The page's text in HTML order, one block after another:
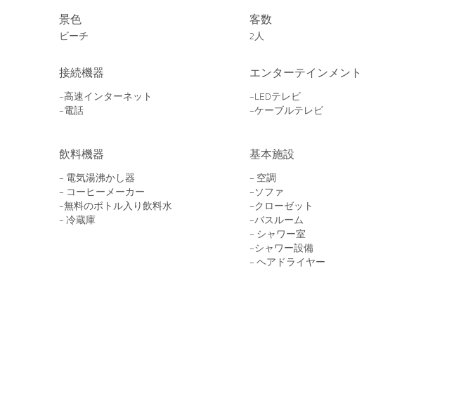
景色
ビーチ
接続機器
-高速インターネット
-電話
飲料機器
- 電気湯沸かし器
- コーヒーメーカー
-無料のボトル入り飲料水
- 冷蔵庫
客数
2人
エンターテインメント
-LEDテレビ
-ケーブルテレビ
基本施設
- 空調
-ソファ
-クローゼット
-バスルーム
- シャワー室
-シャワー設備
- ヘアドライヤー